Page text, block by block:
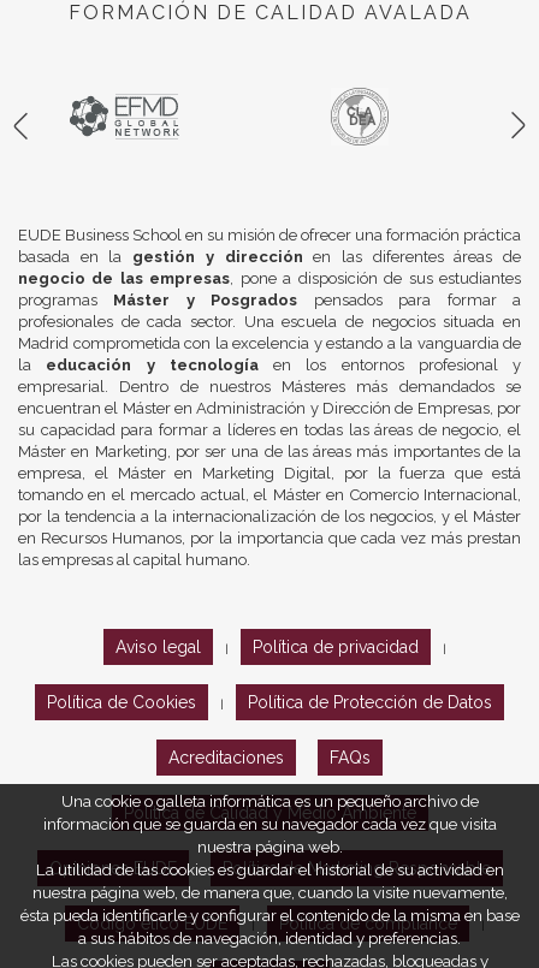
FORMACIÓN DE CALIDAD AVALADA
EUDE Business School en su misión de ofrecer una formación práctica
basada en la gestión y dirección en las diferentes áreas de
negocio de las empresas, pone a disposición de sus estudiantes
programas Máster y Posgrados pensados para formar a
profesionales de cada sector. Una escuela de negocios situada en
Madrid comprometida con la excelencia y estando a la vanguardia de
la educación y tecnologíaen los entornos profesional y
empresarial. Dentro de nuestros Másteres más demandados se
encuentran el Máster en Administración y Dirección de Empresas, por
su capacidad para formar a líderes en todas las áreas de negocio, el
Máster en Marketing, por ser una de las áreas más importantes de la
empresa, el Máster en Marketing Digital, por la fuerza que está
tomando en el mercado actual, el Máster en Comercio Internacional,
por la tendencia a la internacionalización de los negocios, y el Máster
en Recursos Humanos, por la importancia que cada vez más prestan
las empresas al capital humano.
Aviso legal Política de privacidad
Política de Cookies Política de Protección de Datos
Acreditaciones FAQs
Política de Calidad y Medio Ambiente
Opiniones EUDE Política de Marketing Responsable
Código ético EUDE Política de compliance
Una cookie o galleta informática es un pequeño archivo de
información que se guarda en su navegador cada vez que visita
nuestra página web.
La utilidad de las cookies es guardar el historial de su actividad en
nuestra página web, de manera que, cuando la visite nuevamente,
ésta pueda identificarle y configurar el contenido de la misma en base
a sus hábitos de navegación, identidad y preferencias.
Las cookies pueden ser aceptadas, rechazadas, bloqueadas y